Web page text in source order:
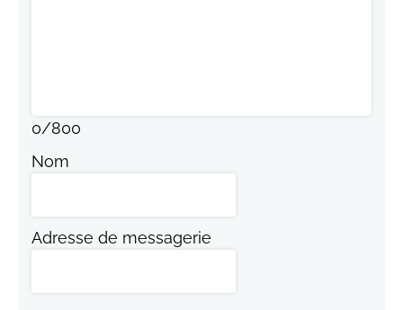
0/800
Nom
Adresse de messagerie